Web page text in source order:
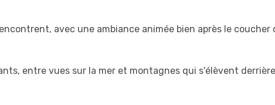
avec une ambiance animée bien après le coucher
entre vues sur la mer et montagnes qui s'élèvent